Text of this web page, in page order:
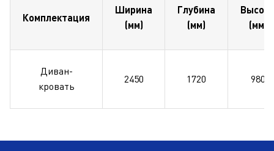
Комплектация
Ширина
(мм)
Глубина
(мм)
(мм)
Диван-
кровать
2450 1720 980